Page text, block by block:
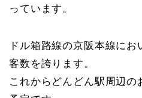
っています。
ドル箱路線の京阪本線に
客数を誇ります。
これからどんどん駅周辺の